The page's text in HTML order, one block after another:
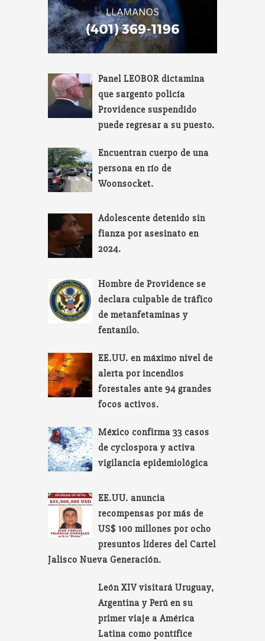
Panel LEOBOR dictamina
que sargento policía
Providence suspendido
puede regresar a su puesto.
Encuentran cuerpo de una
persona en río de
Woonsocket.
Adolescente detenido sin
fianza por asesinato en
2024.
Hombre de Providence se
declara culpable de tráfico
de metanfetaminas y
fentanilo.
EE.UU. en máximo nivel de
alerta por incendios
forestales ante 94 grandes
focos activos.
México confirma 33 casos
de cyclospora y activa
vigilancia epidemiológica
EE.UU. anuncia
recompensas por más de
US$ 100 millones por ocho
presuntos líderes del Cartel
Jalisco Nueva Generación.
León XIV visitará Uruguay,
Argentina y Perú en su
primer viaje a América
Latina como pontífice